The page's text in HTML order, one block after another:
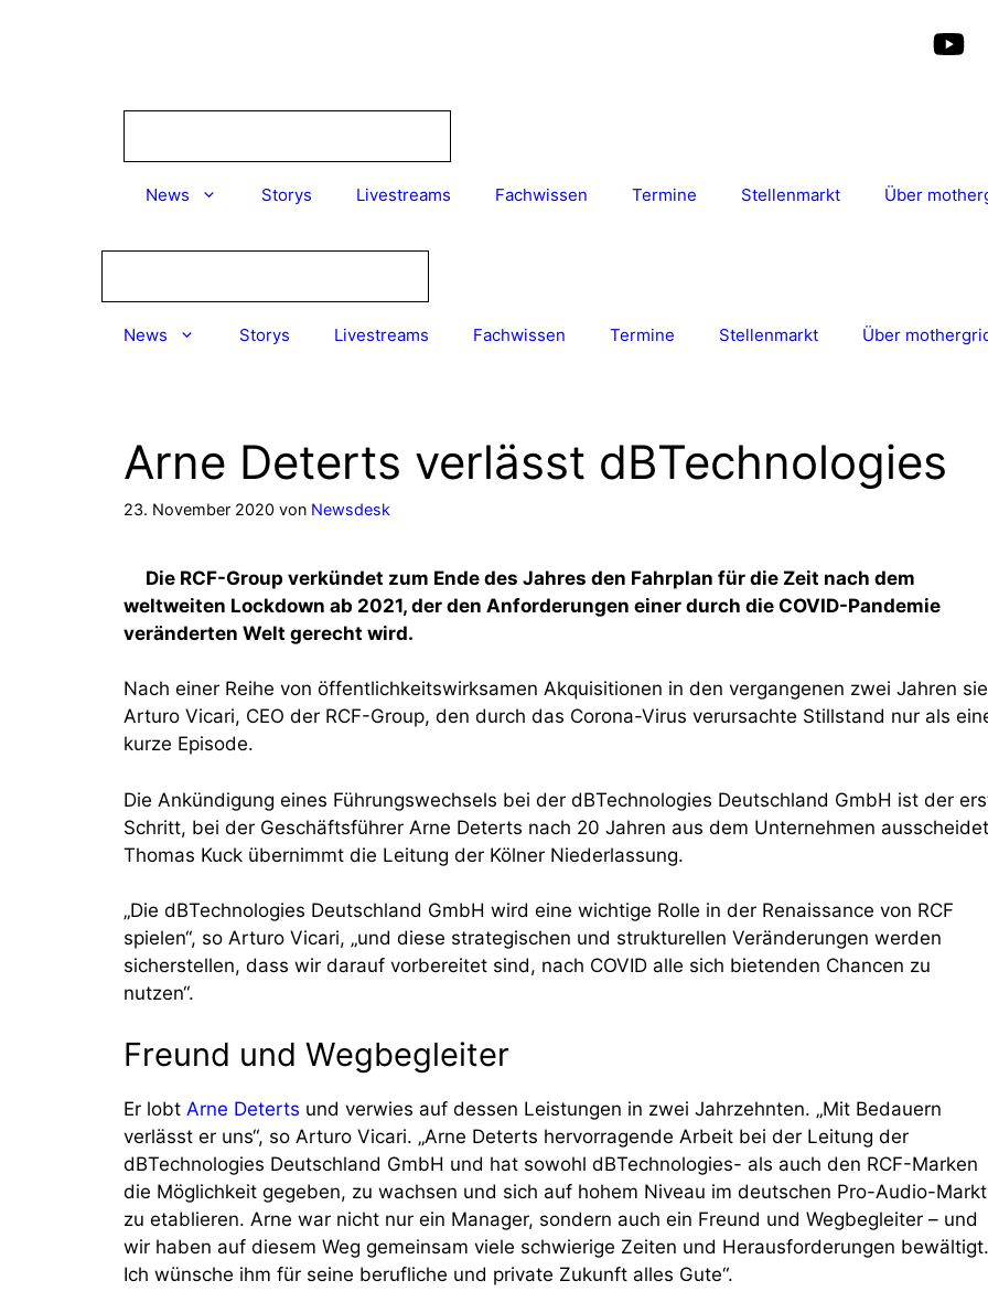
News Storys Livestreams Fachwissen Termine Stellenmarkt Über
News Storys Livestreams Fachwissen Termine Stellenmarkt Über
Arne Deterts verlässt dBTechnologies
23. November 2020 von Newsdesk
Die RCF-Group verkündet zum Ende des Jahres den Fahrplan für die Zeit nach dem
weltweiten Lockdown ab 2021, der den Anforderungen einer durch die COVID-Pandemie
veränderten Welt gerecht wird.
Nach einer Reihe von öffentlichkeitswirksamen Akquisitionen in den vergangenen zwei Jahren
Arturo Vicari, CEO der RCF-Group, den durch das Corona-Virus verursachte Stillstand nur als
kurze Episode.
Die Ankündigung eines Führungswechsels bei der dBTechnologies Deutschland GmbH ist der
Schritt, bei der Geschäftsführer Arne Deterts nach 20 Jahren aus dem Unternehmen
Thomas Kuck übernimmt die Leitung der Kölner Niederlassung.
„Die dBTechnologies Deutschland GmbH wird eine wichtige Rolle in der Renaissance von RCF
spielen“, so Arturo Vicari, „und diese strategischen und strukturellen Veränderungen werden
sicherstellen, dass wir darauf vorbereitet sind, nach COVID alle sich bietenden Chancen zu
nutzen“.
Freund und Wegbegleiter
Er lobt Arne Deterts und verwies auf dessen Leistungen in zwei Jahrzehnten. „Mit Bedauern
verlässt er uns“, so Arturo Vicari. „Arne Deterts hervorragende Arbeit bei der Leitung der
dBTechnologies Deutschland GmbH und hat sowohl dBTechnologies- als auch den RCF-Marken
die Möglichkeit gegeben, zu wachsen und sich auf hohem Niveau im deutschen Pro-Audio-Markt
zu etablieren. Arne war nicht nur ein Manager, sondern auch ein Freund und Wegbegleiter – und
wir haben auf diesem Weg gemeinsam viele schwierige Zeiten und Herausforderungen bewältigt.
Ich wünsche ihm für seine berufliche und private Zukunft alles Gute“.